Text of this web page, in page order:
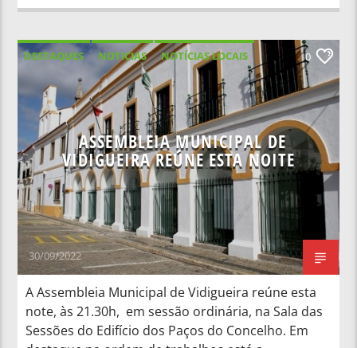
DESTAQUES NOTICIAS
NOTÍCIAS LOCAIS
NOTÍCIAS NACIONAIS
0
ASSEMBLEIA MUNICIPAL DE
VIDIGUEIRA REÚNE ESTA NOITE
30/09/2022
A Assembleia Municipal de Vidigueira reúne esta
note, às 21.30h, em sessão ordinária, na Sala das
Sessões do Edifício dos Paços do Concelho. Em